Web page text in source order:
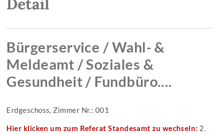
Bürgerservice / Wahl- &
Meldeamt / Soziales &
Gesundheit / Fundbüro....
Erdgeschoss, Zimmer Nr.: 001
Hier klicken um zum Referat Standesamt zu wechseln: 2.